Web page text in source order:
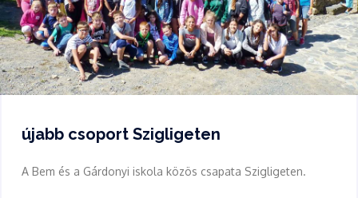
újabb csoport Szigligeten
A Bem és a Gárdonyi iskola közös csapata Szigligeten.